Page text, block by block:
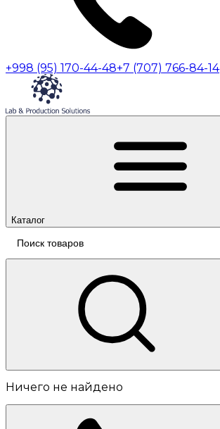
+998 (95) 170-44-48+7 (707) 766-84-14
Каталог
Ничего не найдено